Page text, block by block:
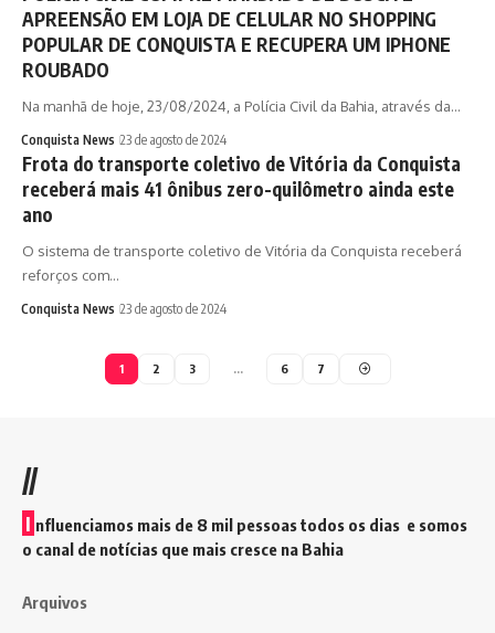
APREENSÃO EM LOJA DE CELULAR NO SHOPPING
POPULAR DE CONQUISTA E RECUPERA UM IPHONE
ROUBADO
Na manhã de hoje, 23/08/2024, a Polícia Civil da Bahia, através da…
Conquista News 23 de agosto de 2024
Frota do transporte coletivo de Vitória da Conquista
receberá mais 41 ônibus zero-quilômetro ainda este
ano
O sistema de transporte coletivo de Vitória da Conquista receberá
reforços com…
Conquista News 23 de agosto de 2024
1 2 3 … 6 7
//
I nfluenciamos mais de 8 mil pessoas todos os dias e somos
o canal de notícias que mais cresce na Bahia
Arquivos